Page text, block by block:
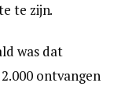
te zijn.
was dat
ontvangen